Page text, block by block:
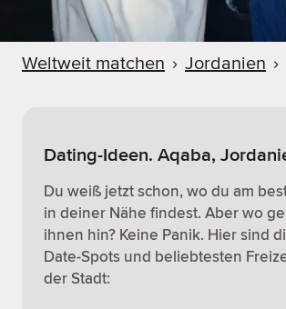
Weltweit matchen › Jordanien ›
Dating-Ideen. Aqaba,
Du weiß jetzt schon, wo du am
in deiner Nähe findest. Aber wo
ihnen hin? Keine Panik. Hier sind
Date-Spots und beliebtesten
der Stadt: